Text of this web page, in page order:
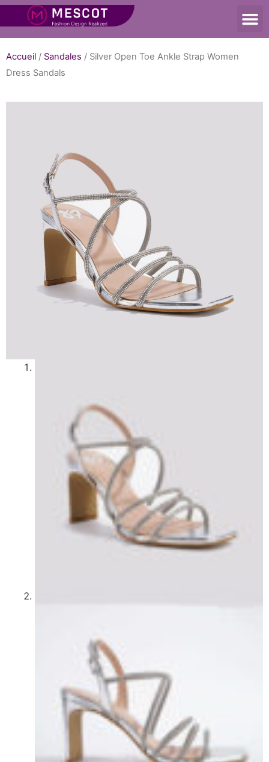
Accueil / Sandales / Silver Open Toe Ankle Strap Women
Dress Sandals